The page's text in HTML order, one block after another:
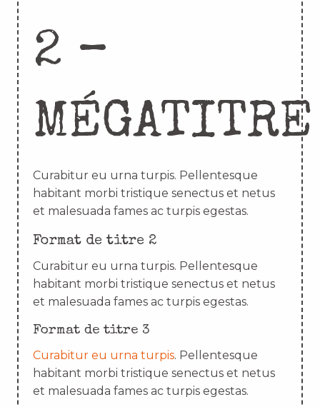
2 –
MÉGATITRE
Curabitur eu urna turpis. Pellentesque
habitant morbi tristique senectus et netus
et malesuada fames ac turpis egestas.
Format de titre 2
Curabitur eu urna turpis. Pellentesque
habitant morbi tristique senectus et netus
et malesuada fames ac turpis egestas.
Format de titre 3
Curabitur eu urna turpis. Pellentesque
habitant morbi tristique senectus et netus
et malesuada fames ac turpis egestas.